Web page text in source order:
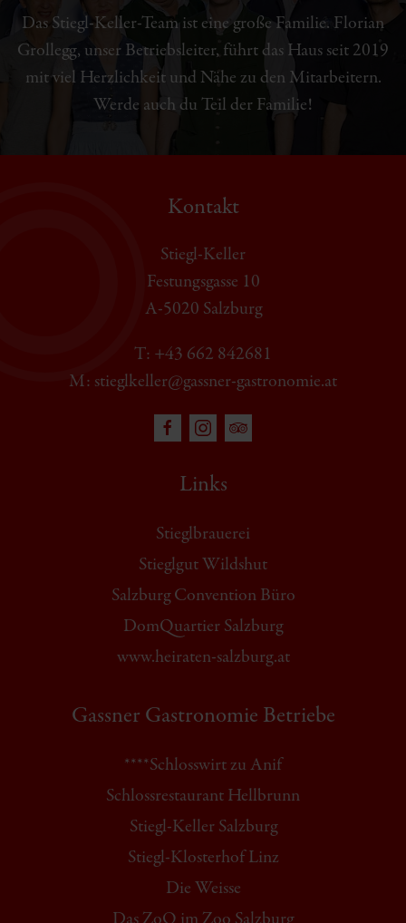
Das Stiegl-Keller-Team ist eine große Familie. Florian
Grollegg, unser Betriebsleiter, führt das Haus seit 2019
mit viel Herzlichkeit und Nähe zu den Mitarbeitern.
Werde auch du Teil der Familie!
Kontakt
Stiegl-Keller
Festungsgasse 10
A-5020 Salzburg
T: +43 662 842681
M: stieglkeller@gassner-gastronomie.at
Links
Stieglbrauerei
Stieglgut Wildshut
Salzburg Convention Büro
DomQuartier Salzburg
www.heiraten-salzburg.at
Gassner Gastronomie Betriebe
****Schlosswirt zu Anif
Schlossrestaurant Hellbrunn
Stiegl-Keller Salzburg
Stiegl-Klosterhof Linz
Die Weisse